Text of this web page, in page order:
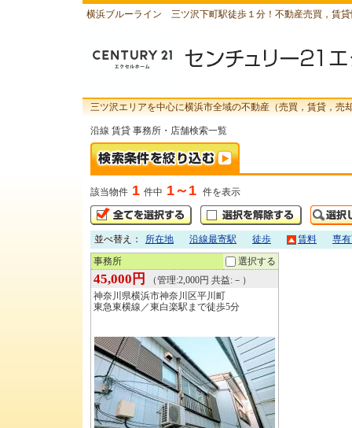
横浜ブルーライン 三ツ沢下町駅徒歩１分！不動産売買，賃
三ツ沢エリアを中心に横浜市全域の不動産（売買，賃貸，
沿線 賃貸 事務所・店舗検索一覧
該当物件 1 件中 1～1 件を表示
並べ替え： 所在地 沿線最寄駅 徒歩 賃料 専
事務所 選択する
45,000円
（管理:2,000円 共益:－）
神奈川県横浜市神奈川区平川町
東急東横線／東白楽駅まで徒歩5分